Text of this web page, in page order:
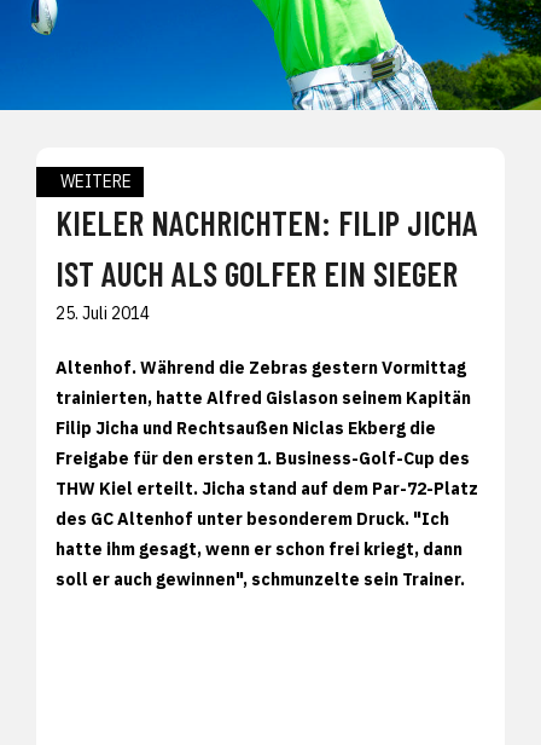
WEITERE
KIELER NACHRICHTEN: FILIP JICHA
IST AUCH ALS GOLFER EIN SIEGER
25. Juli 2014
Altenhof. Während die Zebras gestern Vormittag
trainierten, hatte Alfred Gislason seinem Kapitän
Filip Jicha und Rechtsaußen Niclas Ekberg die
Freigabe für den ersten 1. Business-Golf-Cup des
THW Kiel erteilt. Jicha stand auf dem Par-72-Platz
des GC Altenhof unter besonderem Druck. "Ich
hatte ihm gesagt, wenn er schon frei kriegt, dann
soll er auch gewinnen", schmunzelte sein Trainer.